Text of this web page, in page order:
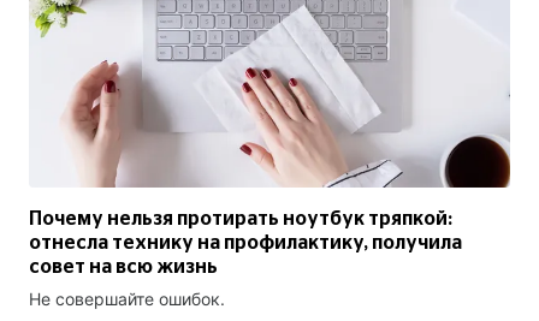
Почему нельзя протирать ноутбук тряпкой:
отнесла технику на профилактику, получила
совет на всю жизнь
Не совершайте ошибок.